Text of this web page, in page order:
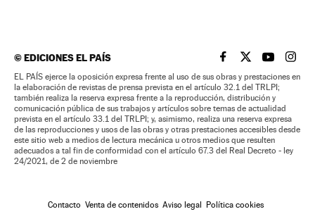
©EDICIONES EL PAÍS EL PAÍS BRASIL EN
EL PAÍSEL PAÍS
EL
EL PAÍS ejerce la oposición expresa frente al uso de sus obras y prestaciones en
la elaboración de revistas de prensa prevista en el artículo 32.1 del TRLPI;
también realiza la reserva expresa frente a la reproducción, distribución y
comunicación pública de sus trabajos y artículos sobre temas de actualidad
prevista en el artículo 33.1 del TRLPI; y, asimismo, realiza una reserva expresa
de las reproducciones y usos de las obras y otras prestaciones accesibles desde
este sitio web a medios de lectura mecánica u otros medios que resulten
adecuados a tal fin de conformidad con el artículo 67.3 del Real Decreto - ley
24/2021, de 2 de noviembre
Contacto Venta de contenidos Aviso legal Política cookies